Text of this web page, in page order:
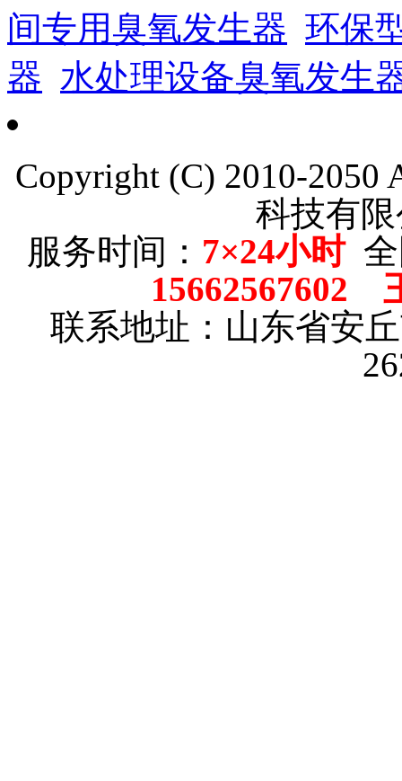
间专用臭氧发生器 环保
器 水处理设备臭氧发生
Copyright (C) 2010-2050
科技有
服务时间： 7×24小时全
15662567602
联系地址：山东省安